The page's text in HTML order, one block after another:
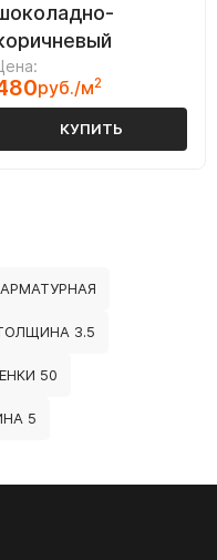
руб./м2
КУПИТЬ
3.5
50
5